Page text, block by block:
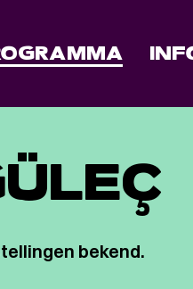
bekend.